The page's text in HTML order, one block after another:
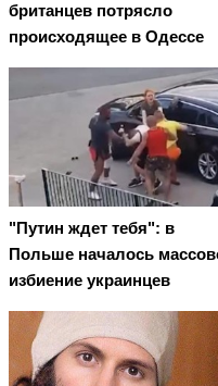
британцев потрясло
происходящее в Одессе
"Путин ждет тебя": в
Польше началось
избиение украинцев